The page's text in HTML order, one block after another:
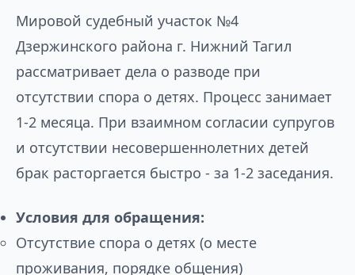
Мировой судебный участок №4
Дзержинского района г. Нижний Тагил
рассматривает дела о разводе при
отсутствии спора о детях. Процесс занимает
1-2 месяца. При взаимном согласии супругов
и отсутствии несовершеннолетних детей
брак расторгается быстро - за 1-2 заседания.
Условия для обращения:
Отсутствие спора о детях (о месте
проживания, порядке общения)